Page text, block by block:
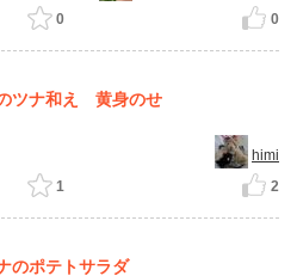
0 0
ツナ和え 黄身のせ
himi
1 2
のポテトサラダ